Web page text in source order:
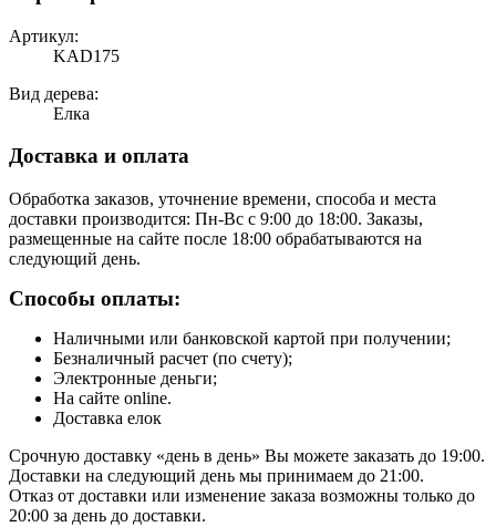
Артикул:
KAD175
Вид дерева:
Елка
Доставка и оплата
Обработка заказов, уточнение времени, способа и места
доставки производится: Пн-Вс с 9:00 до 18:00. Заказы,
размещенные на сайте после 18:00 обрабатываются на
следующий день.
Способы оплаты:
Наличными или банковской картой при получении;
Безналичный расчет (по счету);
Электронные деньги;
На сайте online.
Доставка елок
Срочную доставку «день в день» Вы можете заказать до 19:00.
Доставки на следующий день мы принимаем до 21:00.
Отказ от доставки или изменение заказа возможны только до
20:00 за день до доставки.